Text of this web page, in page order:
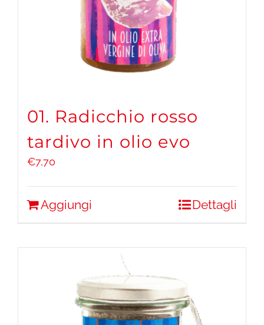
01. Radicchio rosso
tardivo in olio evo
€7,70
Aggiungi Dettagli